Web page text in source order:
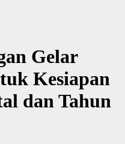
Gelar
Kesiapan
dan Tahun